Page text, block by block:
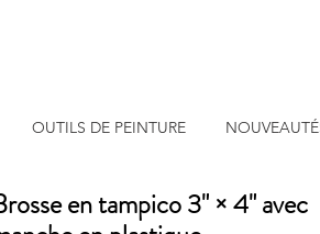
OUTILS DE PEINTURE
en tampico 3" × 4" avec